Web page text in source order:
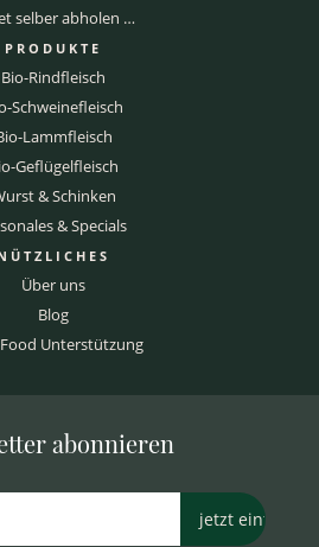
selber abholen …
PRODUKTE
Bio-Rindfleisch
Schweinefleisch
Lammfleisch
Geflügelfleisch
& Schinken
& Specials
Über uns
Blog
Unterstützung
abonnieren